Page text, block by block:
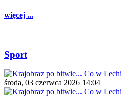
więcej ...
Sport
środa, 03 czerwca 2026 14:04